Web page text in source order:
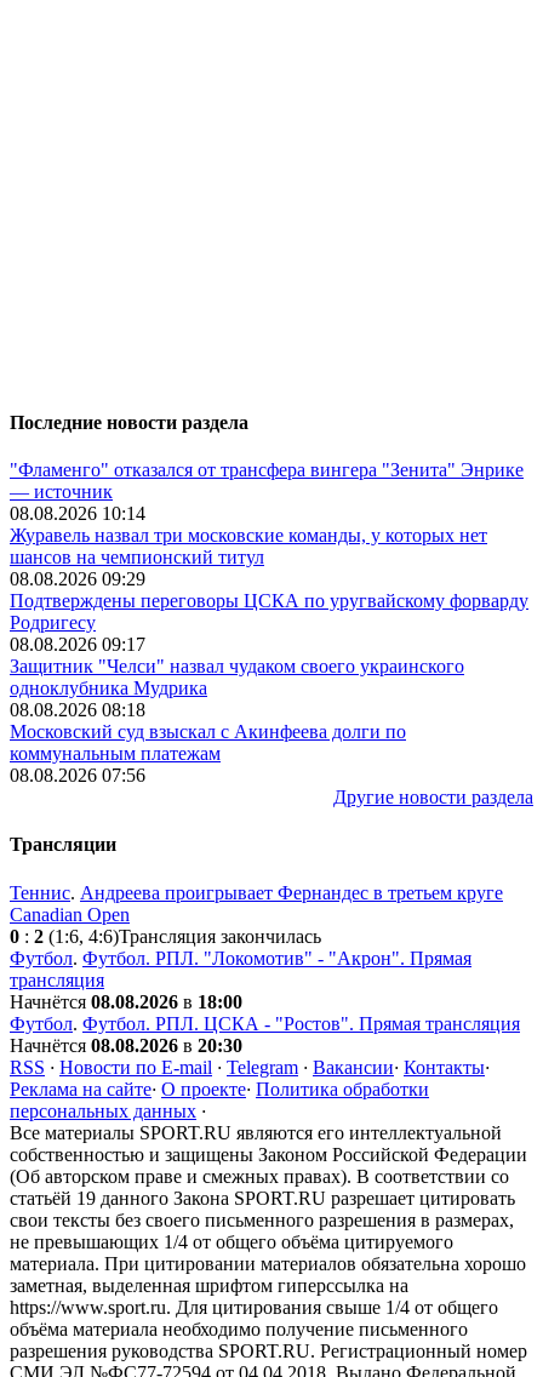
Последние новости раздела
"Фламенго" отказался от трансфера вингера "Зенита" Энрике
— источник
08.08.2026 10:14
Журавель назвал три московские команды, у которых нет
шансов на чемпионский титул
08.08.2026 09:29
Подтверждены переговоры ЦСКА по уругвайскому форварду
Родригесу
08.08.2026 09:17
Защитник "Челси" назвал чудаком своего украинского
одноклубника Мудрика
08.08.2026 08:18
Московский суд взыскал с Акинфеева долги по
коммунальным платежам
08.08.2026 07:56
Другие новости раздела
Трансляции
Теннис. Андреева проигрывает Фернандес в третьем круге
Canadian Open
0 : 2 (1:6, 4:6)Трансляция закончилась
Футбол. Футбол. РПЛ. "Локомотив" - "Акрон". Прямая
трансляция
Начнётся 08.08.2026 в 18:00
Футбол. Футбол. РПЛ. ЦСКА - "Ростов". Прямая трансляция
Начнётся 08.08.2026 в 20:30
RSS · Новости по E-mail · Telegram · Вакансии· Контакты·
Реклама на сайте· О проекте· Политика обработки
персональных данных ·
Все материалы SPORT.RU являются его интеллектуальной
собственностью и защищены Законом Российской Федерации
(Об авторском праве и смежных правах). В соответствии со
статьёй 19 данного Закона SPORT.RU разрешает цитировать
свои тексты без своего письменного разрешения в размерах,
не превышающих 1/4 от общего объёма цитируемого
материала. При цитировании материалов обязательна хорошо
заметная, выделенная шрифтом гиперссылка на
https://www.sport.ru. Для цитирования свыше 1/4 от общего
объёма материала необходимо получение письменного
разрешения руководства SPORT.RU. Регистрационный номер
СМИ ЭЛ №ФС77-72594 от 04.04.2018. Выдано Федеральной